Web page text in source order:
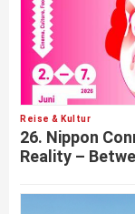
Reise & Kultur
26. Nippon
Reality –